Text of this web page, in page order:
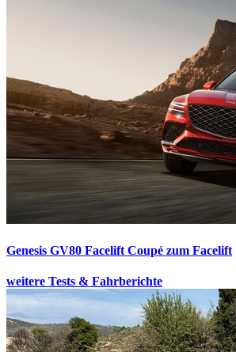
Genesis GV80 Facelift Coupé zum Facelift
weitere Tests & Fahrberichte